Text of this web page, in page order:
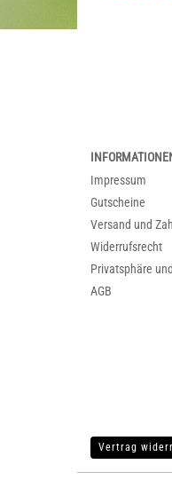
Impressum
Gutscheine
Versand und
Widerrufsrecht
Privatsphäre
AGB
Vertrag